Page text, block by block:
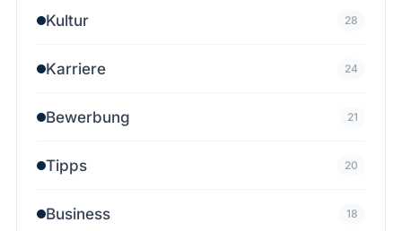
Kultur 28
Karriere 24
Bewerbung 21
Tipps 20
Business 18